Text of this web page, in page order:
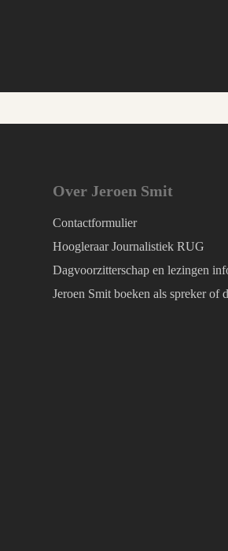
Over Jeroen Smit
Contactformulier
Hoogleraar Journalistiek RUG
Dagvoorzitterschap en lezingen
Jeroen Smit boeken als spreker of